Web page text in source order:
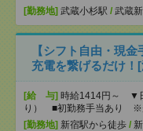
[勤務地] 武蔵小杉駅 / 武蔵
【シフト自由・現
充電を繋げるだけ！
[給 与] 時給1414円～ ▼
り） ■初勤務手当あり ※
[勤務地] 新宿駅から徒歩 /